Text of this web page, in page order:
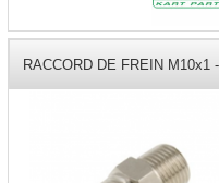
RACCORD DE FREIN M10x1